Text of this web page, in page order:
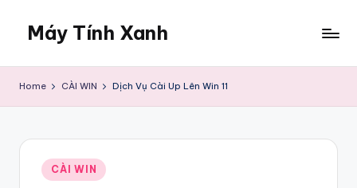
content
Máy Tính Xanh
Sửa
Nhà
Home CÀI WIN Dịch Vụ Cài Up Lên Win 11
Posted
in
CÀI WIN